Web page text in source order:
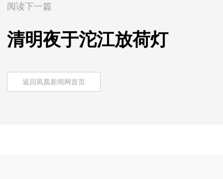
阅读下一篇
清明夜于沱江放荷灯
返回凤凰新闻网首页